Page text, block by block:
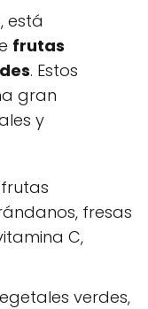
está
frutas
. Estos
gran
y
fresas
C,
verdes,